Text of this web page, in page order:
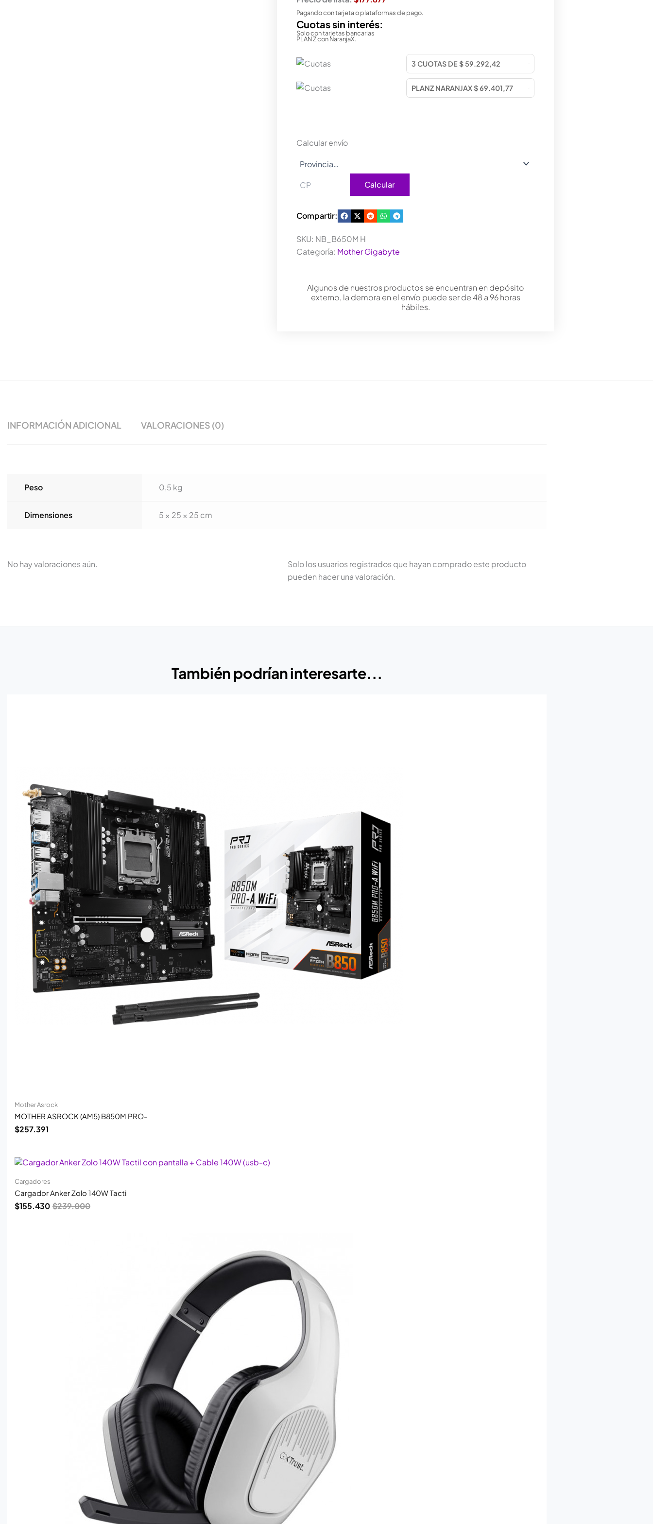
Pagando con tarjeta o plataformas de pago.
Cuotas sin interés:
Solo con tarjetas bancarias
PLAN Z con NaranjaX.
Calcular envío
Calcular
Compartir:
SKU: NB_B650M H
Categoría: Mother Gigabyte
Algunos de nuestros productos se encuentran en depósito
externo, la demora en el envío puede ser de 48 a 96 horas
hábiles.
INFORMACIÓN ADICIONAL VALORACIONES (0)
Peso 0,5 kg
Dimensiones 5 × 25 × 25 cm
No hay valoraciones aún.
Solo los usuarios registrados que hayan comprado este producto
pueden hacer una valoración.
También podrían interesarte...
Mother Asrock
MOTHER ASROCK (AM5) B850M PRO-
$257.391
Cargadores
Cargador Anker Zolo 140W Tacti
$239.000
precio
era:
$239.000.
$155.430
precio
es:
$155.430.